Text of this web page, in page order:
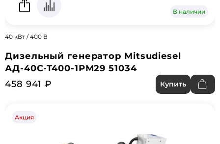
В наличии
40 кВт / 400 В
Дизельный генератор Mitsudiesel
АД-40С-Т400-1РМ29 51034
458 941 ₽
Купить
Акция